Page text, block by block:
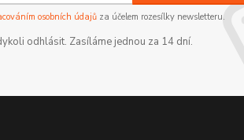
osobních údajůza účelem rozesílky newsletteru.
odhlásit. Zasíláme jednou za 14 dní.